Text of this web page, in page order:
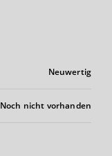
Neuwertig
Noch nicht vorhanden